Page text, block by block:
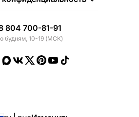
804 700-81-91
будням, 10-19 (МСК)